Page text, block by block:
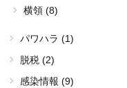
横領 (8)
パワハラ (1)
脱税 (2)
感染情報 (9)